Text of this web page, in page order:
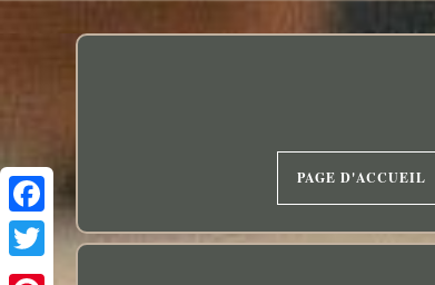
PAGE D'ACCUEIL